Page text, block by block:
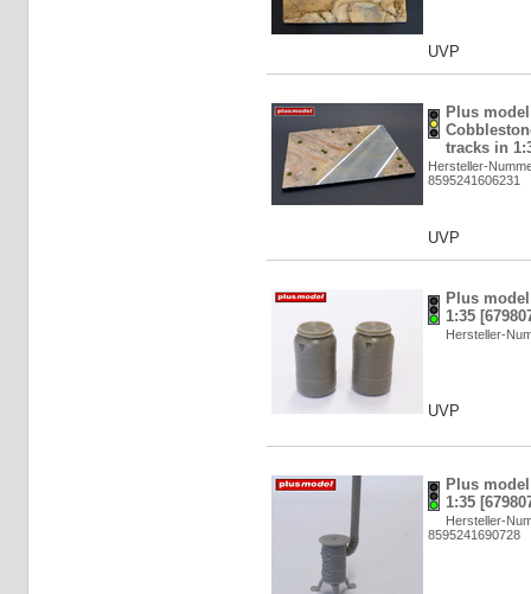
UVP
Plus
tracks in
Hersteller-
8595241606231
UVP
Plus
1:35
Hersteller-
UVP
Plus
1:35
Hersteller-
8595241690728